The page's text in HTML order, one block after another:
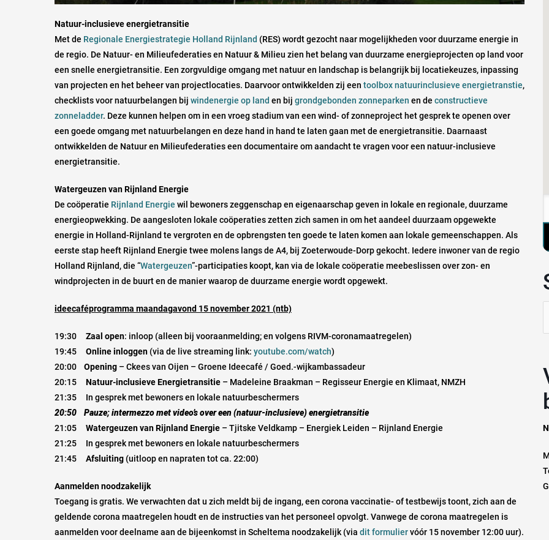
Natuur-inclusieve energietransitie
Met de Regionale Energiestrategie Holland Rijnland (RES) wordt gezocht naar mogelijkheden voor duurzame energie in
de regio. De Natuur- en Milieufederaties en Natuur & Milieu zien het belang van duurzame energieprojecten op land voor
een snelle energietransitie. Een zorgvuldige omgang met natuur en landschap is belangrijk bij locatiekeuzes, inpassing
van projecten en het beheer van projectlocaties. Daarvoor ontwikkelden zij een toolbox natuurinclusieve energietranstie,
checklists voor natuurbelangen bij windenergie op land en bij grondgebonden zonneparken en de constructieve
zonneladder. Deze kunnen helpen om in een vroeg stadium van een wind- of zonneproject het gesprek te openen over
een goede omgang met natuurbelangen en deze hand in hand te laten gaan met de energietransitie. Daarnaast
ontwikkelden de Natuur en Milieufederaties een documentaire om aandacht te vragen voor een natuur-inclusieve
energietransitie.
Watergeuzen van Rijnland Energie
De coöperatie Rijnland Energie wil bewoners zeggenschap en eigenaarschap geven in lokale en regionale, duurzame
energieopwekking. De aangesloten lokale coöperaties zetten zich samen in om het aandeel duurzaam opgewekte
energie in Holland-Rijnland te vergroten en de opbrengsten ten goede te laten komen aan lokale gemeenschappen. Als
eerste stap heeft Rijnland Energie twee molens langs de A4, bij Zoeterwoude-Dorp gekocht. Iedere inwoner van de regio
Holland Rijnland, die “Watergeuzen”-participaties koopt, kan via de lokale coöperatie meebeslissen over zon- en
windprojecten in de buurt en de manier waarop de duurzame energie wordt opgewekt.
ideecaféprogramma maandagavond 15 november 2021 (ntb)
19:30 Zaal open: inloop (alleen bij vooraanmelding; en volgens RIVM-coronamaatregelen)
19:45 Online inloggen (via de live streaming link: youtube.com/watch)
20:00 Opening – Ckees van Oijen – Groene Ideecafé / Goed.-wijkambassadeur
20:15 Natuur-inclusieve Energietransitie – Madeleine Braakman – Regisseur Energie en Klimaat, NMZH
21:35 In gesprek met bewoners en lokale natuurbeschermers
20:50 Pauze; intermezzo met video’s over een (natuur-inclusieve) energietransitie
21:05 Watergeuzen van Rijnland Energie – Tjitske Veldkamp – Energiek Leiden – Rijnland Energie
21:25 In gesprek met bewoners en lokale natuurbeschermers
21:45 Afsluiting (uitloop en napraten tot ca. 22:00)
Aanmelden noodzakelijk
Toegang is gratis. We verwachten dat u zich meldt bij de ingang, een corona vaccinatie- of testbewijs toont, zich aan de
geldende corona maatregelen houdt en de instructies van het personeel opvolgt. Vanwege de corona maatregelen is
aanmelden voor deelname aan de bijeenkomst in Scheltema noodzakelijk (via dit formuliervóór 15 november 12:00 uur).